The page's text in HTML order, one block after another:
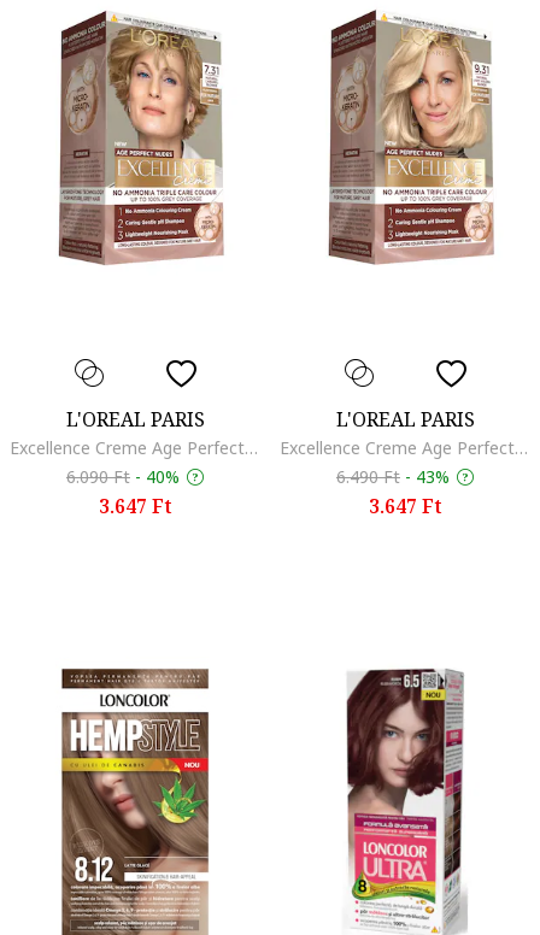
L'OREAL PARIS
Excellence Creme Age Perfect Nudes Natural ammóniamentes tartós hajfesték, érett ősz hajra tervezve, erősíti és táplálja a hajat, 192 ml, 7.31, 192 ml
6.090 Ft - 40%
3.647 Ft
L'OREAL PARIS
Excellence Creme Age Perfect Nudes Natural ammóniamentes tartós hajfesték, érett ősz hajra tervezve, erősíti és táplálja a hajat, 192 ml, 9.31, 192 ml
6.490 Ft - 43%
3.647 Ft